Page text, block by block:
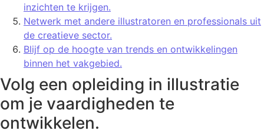
inzichten te krijgen.
Netwerk met andere illustratoren en professionals uit
de creatieve sector.
Blijf op de hoogte van trends en ontwikkelingen
binnen het vakgebied.
Volg een opleiding in illustratie
om je vaardigheden te
ontwikkelen.